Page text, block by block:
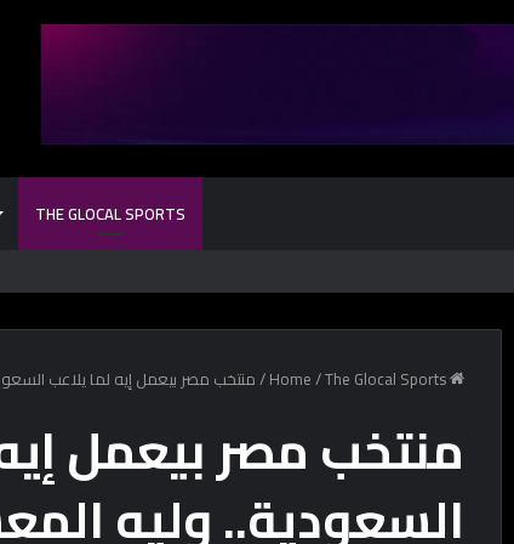
THE GLOCAL SPORTS
كل حاجة
/The Glocal Sports
/منتخب مصر بيعمل إيه لما يلاعب
منتخب مصر بيعمل
السعودية.. وليه